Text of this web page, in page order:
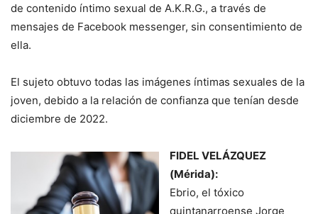
de contenido íntimo sexual de A.K.R.G., a través de
mensajes de Facebook messenger, sin consentimiento de
ella.
El sujeto obtuvo todas las imágenes íntimas sexuales de la
joven, debido a la relación de confianza que tenían desde
diciembre de 2022.
FIDEL VELÁZQUEZ
(Mérida):
Ebrio, el tóxico
quintanarroense Jorge